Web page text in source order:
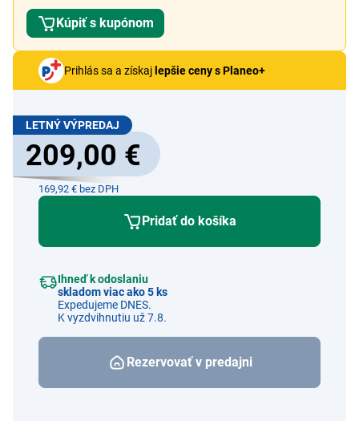
Kúpiť s kupónom
Prihlás sa a získaj lepšie ceny s Planeo+
LETNÝ VÝPREDAJ
209,00 €
169,92 € bez DPH
Pridať do košíka
Ihneď k odoslaniu
skladom viac ako 5 ks
Expedujeme DNES.
K vyzdvihnutiu už 7.8.
Rezervovať v predajni